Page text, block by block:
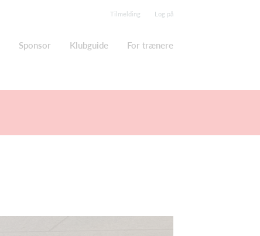
Tilmelding Log på
Sponsor Klubguide For trænere